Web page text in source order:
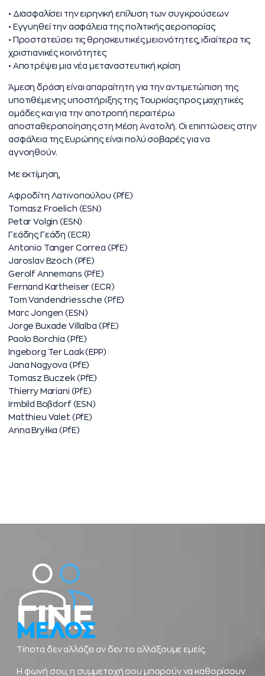
• Διασφαλίσει την ειρηνική επίλυση των συγκρούσεων
• Εγγυηθεί την ασφάλεια της πολιτικής αεροπορίας
• Προστατεύσει τις θρησκευτικές μειονότητες, ιδιαίτερα τις
χριστιανικές κοινότητες
• Αποτρέψει μια νέα μεταναστευτική κρίση
Άμεση δράση είναι απαραίτητη για την αντιμετώπιση της
υποτιθέμενης υποστήριξης της Τουρκίας προς μαχητικές
ομάδες και για την αποτροπή περαιτέρω
αποσταθεροποίησης στη Μέση Ανατολή. Οι επιπτώσεις στην
ασφάλεια της Ευρώπης είναι πολύ σοβαρές για να
αγνοηθούν.
Με εκτίμηση,
Αφροδίτη Λατινοπούλου (PfE)
Tomasz Froelich (ESN)
Petar Volgin (ESN)
Γεάδης Γεάδη (ECR)
Antonio Tanger Correa (PfE)
Jaroslav Bzoch (PfE)
Gerolf Annemans (PfE)
Fernand Kartheiser (ECR)
Tom Vandendriessche (PfE)
Marc Jongen (ESN)
Jorge Buxade Villalba (PfE)
Paolo Borchia (PfE)
Ingeborg Ter Laak (EPP)
Jana Nagyova (PfE)
Tomasz Buczek (PfE)
Thierry Mariani (PfE)
Irmbild Boßdorf (ESN)
Matthieu Valet (PfE)
Anna Bryłka (PfE)
ΓΙΝΕ
ΜΕΛΟΣ
Τίποτα δεν αλλάζει αν δεν το αλλάξουμε εμείς.
Η φωνή σου, η συμμετοχή σου μπορούν να καθορίσουν